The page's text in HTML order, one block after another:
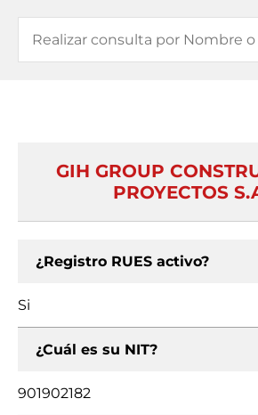
GIH GROUP
PROYECTOS
¿Registro RUES activo?
Si
¿Cuál es su NIT?
901902182